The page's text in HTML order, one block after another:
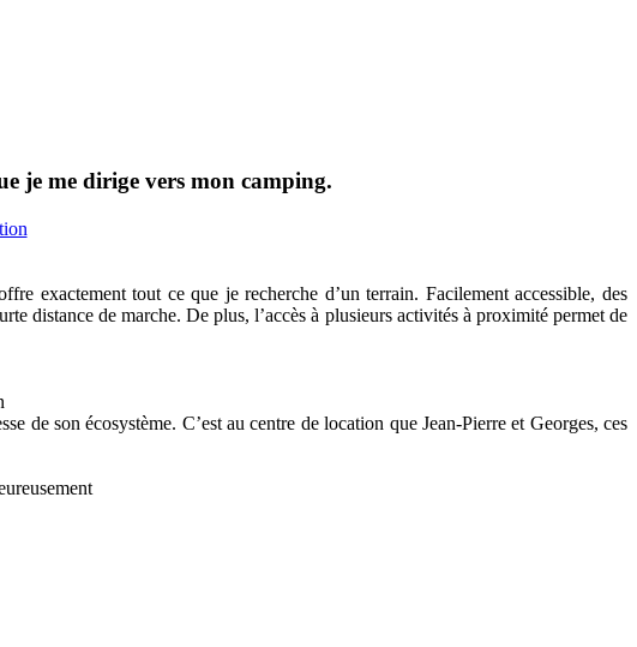
je me dirige vers mon camping.
exactement tout ce que je recherche d’un terrain. Facilement accessible, des
distance de marche. De plus, l’accès à plusieurs activités à proximité permet de
de son écosystème. C’est au centre de location que Jean-Pierre et Georges, ces